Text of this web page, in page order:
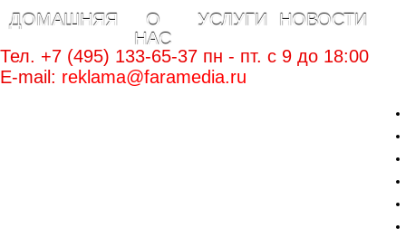
ДОМАШНЯЯ
О
НАС
УСЛУГИ
НОВОСТИ
Тел. +7 (495) 133-65-37 пн - пт. c 9 до 18:00
E-mail: reklama@faramedia.ru